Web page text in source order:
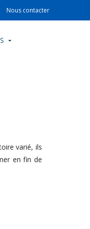
Nous contacter
varié, ils
en fin de